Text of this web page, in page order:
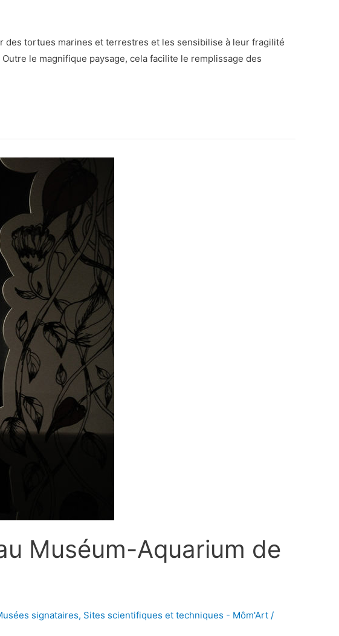
des tortues marines et terrestres et les sensibilise à leur fragilité
le magnifique paysage, cela facilite le remplissage des
Muséum-Aquarium de
signataires, Sites scientifiques et techniques - Môm'Art /